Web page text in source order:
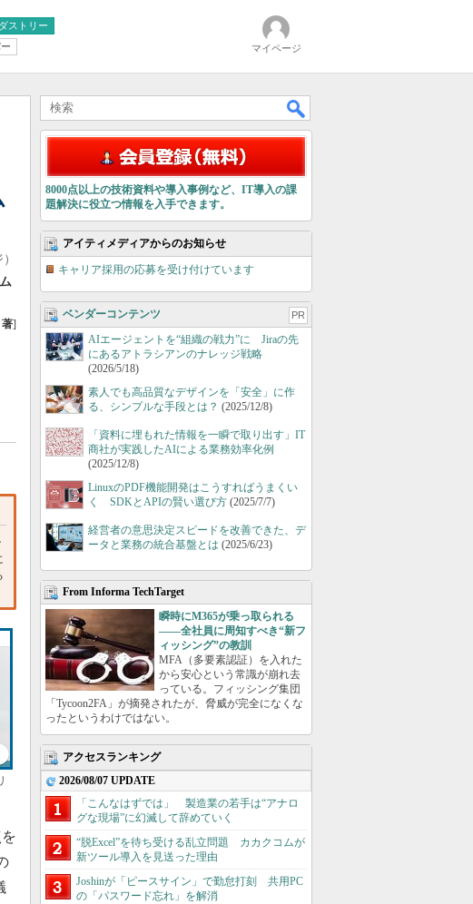
ストリー
マイページ
著]
8000点以上の技術資料や導入事例など、IT導入の課
題解決に役立つ情報を入手できます。
アイティメディアからのお知らせ
キャリア採用の応募を受け付けています
ベンダーコンテンツ PR
AIエージェントを“組織の戦力”に Jiraの先
にあるアトラシアンのナレッジ戦略
(2026/5/18)
素人でも高品質なデザインを「安全」に作
る、シンプルな手段とは？ (2025/12/8)
「資料に埋もれた情報を一瞬で取り出す」IT
商社が実践したAIによる業務効率化例
(2025/12/8)
LinuxのPDF機能開発はこうすればうまくい
く SDKとAPIの賢い選び方 (2025/7/7)
経営者の意思決定スピードを改善できた、デ
ータと業務の統合基盤とは (2025/6/23)
From Informa TechTarget
瞬時にM365が乗っ取られる
――全社員に周知すべき“新フ
ィッシング”の教訓
MFA（多要素認証）を入れた
から安心という常識が崩れ去
っている。フィッシング集団
「Tycoon2FA」が摘発されたが、脅威が完全になくな
ったというわけではない。
アクセスランキング
2026/08/07 UPDATE
「こんなはずでは」 製造業の若手は“アナロ
グな現場”に幻滅して辞めていく
“脱Excel”を待ち受ける乱立問題 カカクコムが
新ツール導入を見送った理由
Joshinが「ピースサイン」で勤怠打刻 共用PC
の「パスワード忘れ」を解消